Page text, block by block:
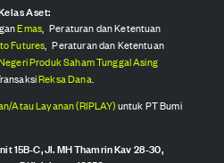
Aset:
Emas, Peraturan dan Ketentuan
Futures, Peraturan dan Ketentuan
Produk Saham Tunggal Asing
Reksa Dana.
Atau Layanan (RIPLAY)untuk PT Bumi
15B-C, Jl. MH Thamrin Kav 28-30,